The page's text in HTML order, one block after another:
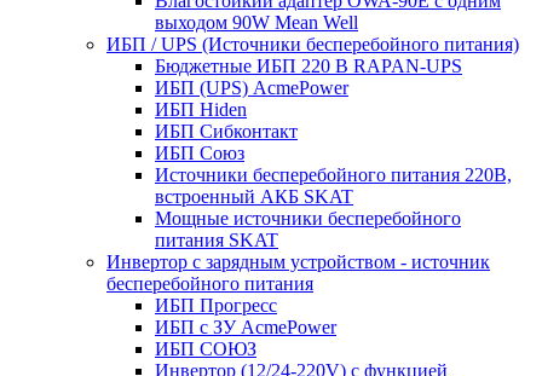
выходом 90W Mean Well
ИБП / UPS (Источники бесперебойного питания)
Бюджетные ИБП 220 В RAPAN-UPS
ИБП (UPS) AcmePower
ИБП Hiden
ИБП Сибконтакт
ИБП Союз
Источники бесперебойного питания 220В,
встроенный АКБ SKAT
Мощные источники бесперебойного
питания SKAT
Инвертор с зарядным устройством - источник
бесперебойного питания
ИБП Прогресс
ИБП с ЗУ AcmePower
ИБП СОЮЗ
Инвертор (12/24-220V) с функцией